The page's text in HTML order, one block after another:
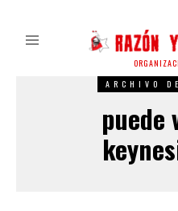
ARCHIVO
puede